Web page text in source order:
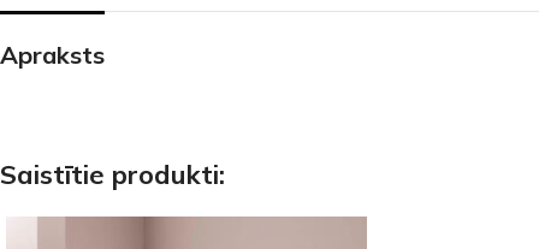
Apraksts
Saistītie produkti: